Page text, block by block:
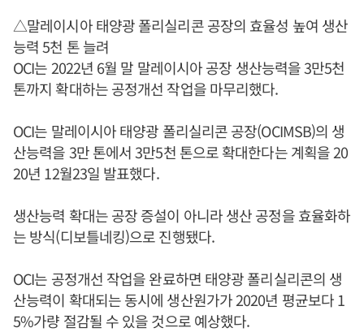
△말레이시아 태양광 폴리실리콘 공장의 효율성 높여 생산
능력 5천 톤 늘려
OCI는 2022년 6월 말 말레이시아 공장 생산능력을 3만5천
톤까지 확대하는 공정개선 작업을 마무리했다.
OCI는 말레이시아 태양광 폴리실리콘 공장(OCIMSB)의 생
산능력을 3만 톤에서 3만5천 톤으로 확대한다는 계획을 20
20년 12월23일 발표했다.
생산능력 확대는 공장 증설이 아니라 생산 공정을 효율화하
는 방식(디보틀네킹)으로 진행됐다.
OCI는 공정개선 작업을 완료하면 태양광 폴리실리콘의 생
산능력이 확대되는 동시에 생산원가가 2020년 평균보다 1
5%가량 절감될 수 있을 것으로 예상했다.